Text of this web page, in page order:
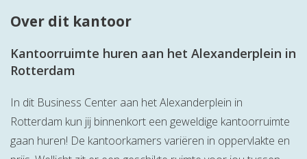
Over dit kantoor
Kantoorruimte huren aan het Alexanderplein in
Rotterdam
In dit Business Center aan het Alexanderplein in
Rotterdam kun jij binnenkort een geweldige kantoorruimte
gaan huren! De kantoorkamers variëren in oppervlakte en